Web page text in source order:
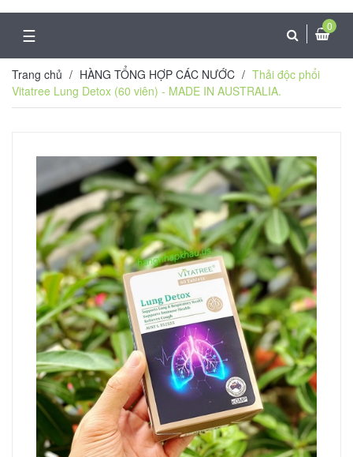
☰ 0
Trang chủ / HÀNG TỔNG HỢP CÁC NƯỚC / Thải độc phổi
Vitatree Lung Detox (60 viên) - MADE IN AUSTRALIA.